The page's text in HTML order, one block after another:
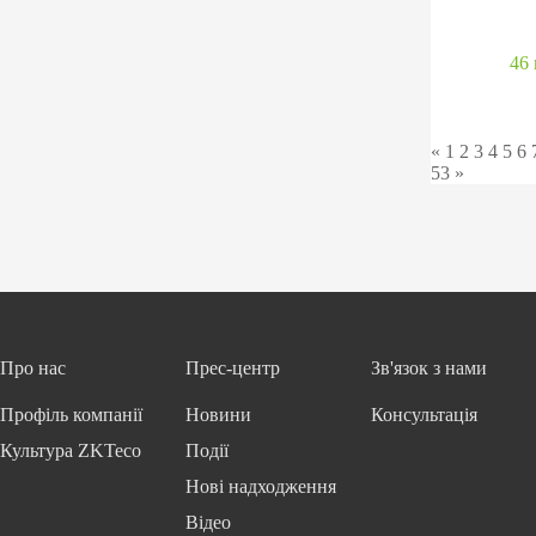
46
« 1 2 3 4 5 6
53 »
Про нас
Профіль компанії
Культура ZKTeco
Прес-центр
Новини
Події
Нові надходження
Відео
Зв'язок з нами
Консультація